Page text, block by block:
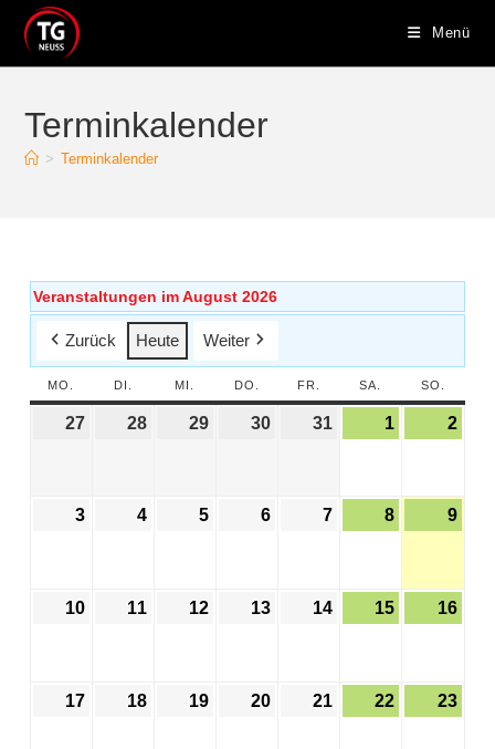
Menü
Terminkalender
> Terminkalender
Veranstaltungen im August 2026
Zurück Heute Weiter
MO. DI. MI. DO. FR. SA. SO.
27 28 29 30 31 1 2
3 4 5 6 7 8 9
10 11 12 13 14 15 16
17 18 19 20 21 22 23